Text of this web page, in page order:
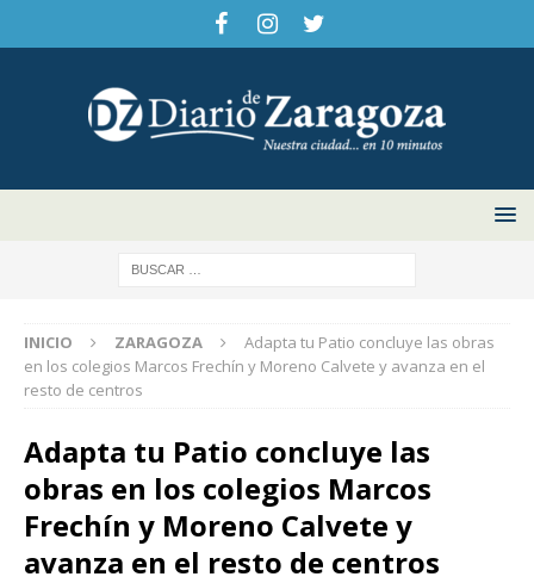
INICIO ZARAGOZA
Adapta tu Patio concluye las obras
en los colegios Marcos Frechín y Moreno Calvete y avanza en el
resto de centros
Adapta tu Patio concluye las
obras en los colegios Marcos
Frechín y Moreno Calvete y
avanza en el resto de centros